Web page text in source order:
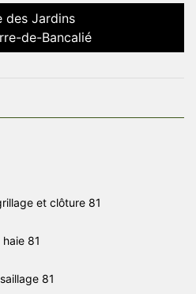
des Jardins
de-Bancalié
et clôture 81
81
81